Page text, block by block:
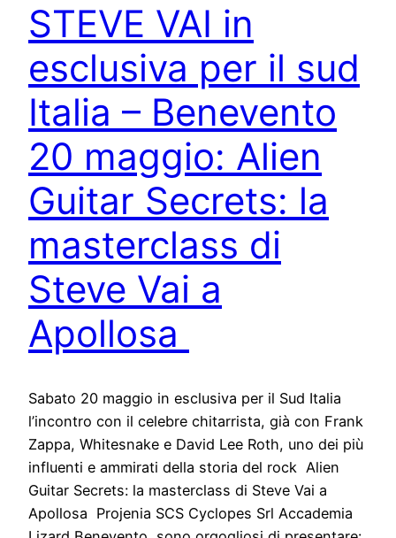
STEVE VAI in
esclusiva per il sud
Italia – Benevento
20 maggio: Alien
Guitar Secrets: la
masterclass di
Steve Vai a
Apollosa
Sabato 20 maggio in esclusiva per il Sud Italia
l’incontro con il celebre chitarrista, già con Frank
Zappa, Whitesnake e David Lee Roth, uno dei più
influenti e ammirati della storia del rock Alien
Guitar Secrets: la masterclass di Steve Vai a
Apollosa Projenia SCS Cyclopes Srl Accademia